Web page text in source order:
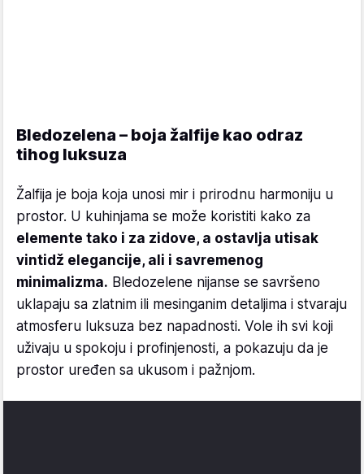
Bledozelena – boja žalfije kao odraz
tihog luksuza
Žalfija je boja koja unosi mir i prirodnu harmoniju u
prostor. U kuhinjama se može koristiti kako za
elemente tako i za zidove, a ostavlja utisak
vintidž elegancije, ali i savremenog
minimalizma. Bledozelene nijanse se savršeno
uklapaju sa zlatnim ili mesinganim detaljima i stvaraju
atmosferu luksuza bez napadnosti. Vole ih svi koji
uživaju u spokoju i profinjenosti, a pokazuju da je
prostor uređen sa ukusom i pažnjom.